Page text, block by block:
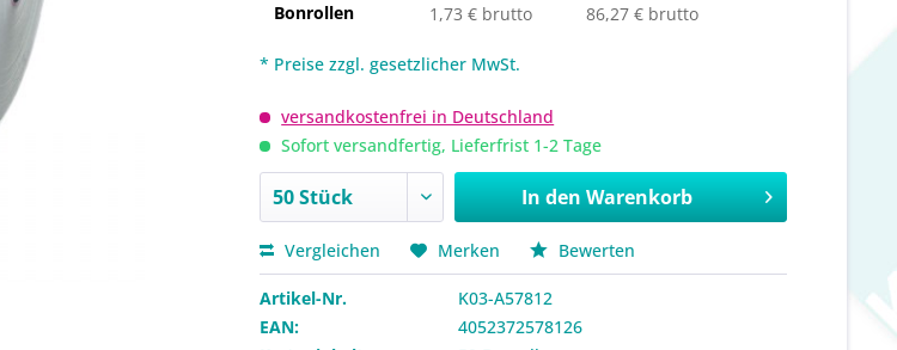
Bonrollen
1,73 € brutto 86,27 € brutto
* Preise zzgl. gesetzlicher MwSt.
versandkostenfrei in Deutschland
Sofort versandfertig, Lieferfrist 1-2 Tage
In den Warenkorb
Vergleichen Merken Bewerten
Artikel-Nr.
K03-A57812
EAN:
4052372578126